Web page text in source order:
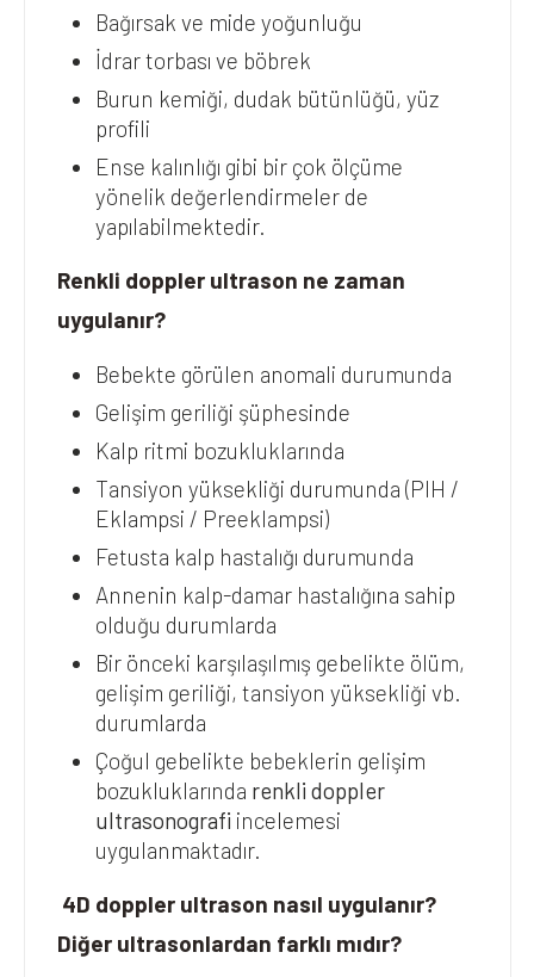
Bağırsak ve mide yoğunluğu
İdrar torbası ve böbrek
Burun kemiği, dudak bütünlüğü, yüz
profili
Ense kalınlığı gibi bir çok ölçüme
yönelik değerlendirmeler de
yapılabilmektedir.
Renkli doppler ultrason ne zaman
uygulanır?
Bebekte görülen anomali durumunda
Gelişim geriliği şüphesinde
Kalp ritmi bozukluklarında
Tansiyon yüksekliği durumunda (PIH /
Eklampsi / Preeklampsi)
Fetusta kalp hastalığı durumunda
Annenin kalp-damar hastalığına sahip
olduğu durumlarda
Bir önceki karşılaşılmış gebelikte ölüm,
gelişim geriliği, tansiyon yüksekliği vb.
durumlarda
Çoğul gebelikte bebeklerin gelişim
bozukluklarında renkli doppler
ultrasonografi incelemesi
uygulanmaktadır.
4D doppler ultrason nasıl uygulanır?
Diğer ultrasonlardan farklı mıdır?